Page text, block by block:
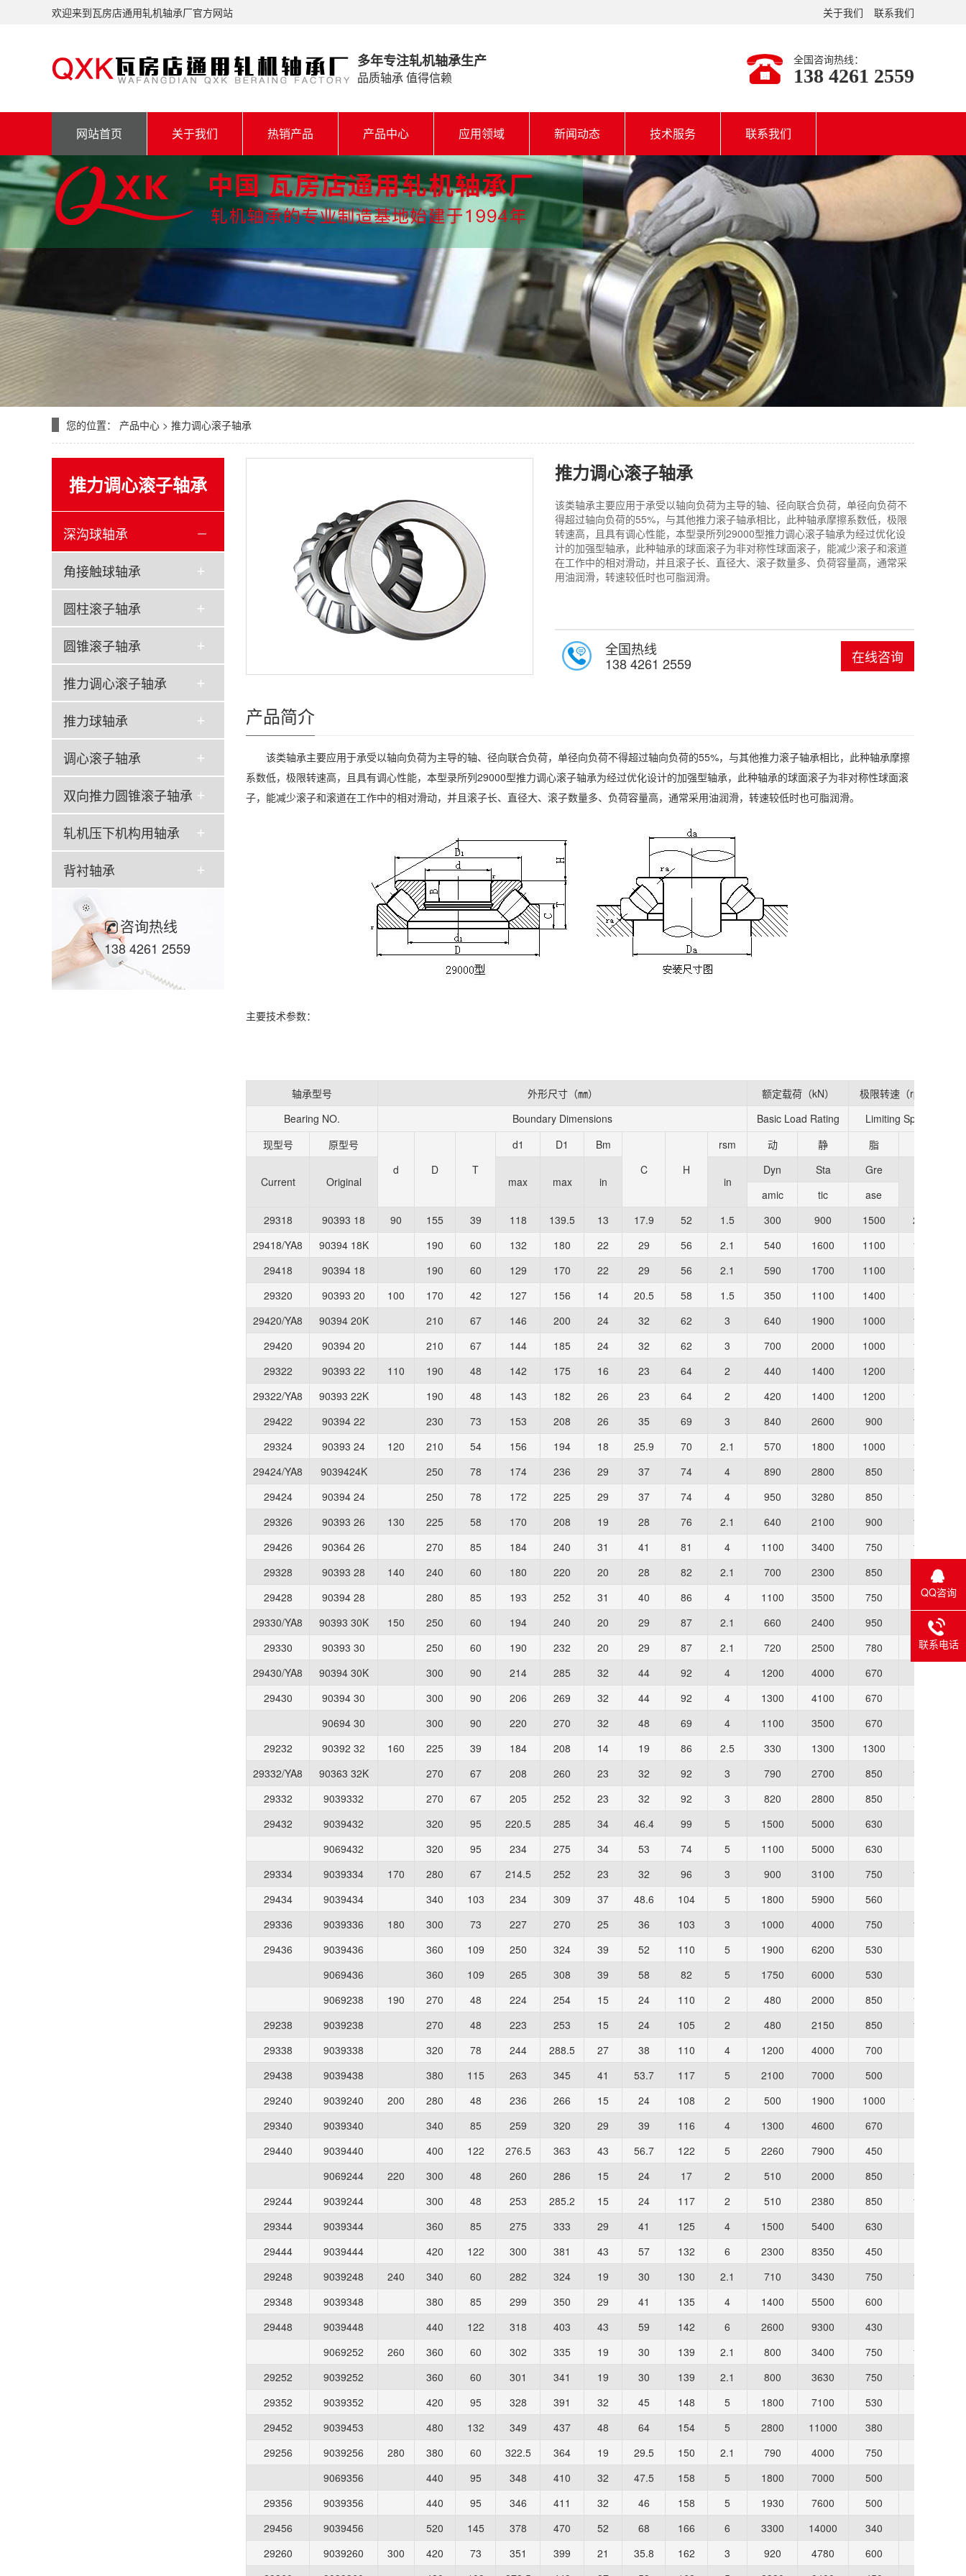
关于我们 联系我们
欢迎来到瓦房店通用轧机轴承厂官方网站
多年专注轧机轴承生产
品质轴承 值得信赖
全国咨询热线：
138 4261 2559
网站首页 关于我们 热销产品 产品中心 应用领域 新闻动态 技术服务 联系我们
您的位置： 产品中心 > 推力调心滚子轴承
推力调心滚子轴承
深沟球轴承
角接触球轴承
圆柱滚子轴承
圆锥滚子轴承
推力调心滚子轴承
推力球轴承
调心滚子轴承
双向推力圆锥滚子轴承
轧机压下机构用轴承
背衬轴承
咨询热线
138 4261 2559
推力调心滚子轴承
该类轴承主要应用于承受以轴向负荷为主导的轴、径向联合负荷，单径向负荷不
得超过轴向负荷的55%，与其他推力滚子轴承相比，此种轴承摩擦系数低，极限
转速高，且具有调心性能，本型录所列29000型推力调心滚子轴承为经过优化设
计的加强型轴承，此种轴承的球面滚子为非对称性球面滚子，能减少滚子和滚道
在工作中的相对滑动，并且滚子长、直径大、滚子数量多、负荷容量高，通常采
用油润滑，转速较低时也可脂润滑。
在线咨询
全国热线
138 4261 2559
产品简介
该类轴承主要应用于承受以轴向负荷为主导的轴、径向联合负荷，单径向负荷不得超过轴向负荷的55%，与其他推力滚子轴承相比，此种轴承摩擦
系数低，极限转速高，且具有调心性能，本型录所列29000型推力调心滚子轴承为经过优化设计的加强型轴承，此种轴承的球面滚子为非对称性球面滚
子，能减少滚子和滚道在工作中的相对滑动，并且滚子长、直径大、滚子数量多、负荷容量高，通常采用油润滑，转速较低时也可脂润滑。
主要技术参数：
轴承型号 外形尺寸（㎜） 额定载荷（kN）
极限转速（rpm）
Bearing NO.
Boundary Dimensions Basic Load Rating Limiting Speed
现型号
原型号
d
D T
d1 D1
Bm
C
H
rsm 动 静 脂
Current Original max max in in
Dyn Sta
Gre
amic
tic
ase
29318
90393 18 90 155 39 118 139.5 13 17.9 52 1.5 300 900 1500 2100
29418/YA8
90394 18K 190 60 132 180 22 29 56 2.1 540 1600 1100 1600
29418
90394 18 190 60 129 170 22 29 56 2.1 590 1700 1100 1600
29320
90393 20 100 170 42 127 156 14 20.5 58 1.5 350 1100 1400 1900
29420/YA8
90394 20K 210 67 146 200 24 32 62 3 640 1900 1000 1400
29420
90394 20 210 67 144 185 24 32 62 3 700 2000 1000 1400
29322
90393 22 110 190 48 142 175 16 23 64 2 440 1400 1200 1700
29322/YA8
90393 22K 190 48 143 182 26 23 64 2 420 1400 1200 1700
29422
90394 22 230 73 153 208 26 35 69 3 840 2600 900 1300
29324
90393 24 120 210 54 156 194 18 25.9 70 2.1 570 1800 1000 1500
29424/YA8
9039424K 250 78 174 236 29 37 74 4 890 2800 850 1200
29424
90394 24 250 78 172 225 29 37 74 4 950 3280 850 1200
29326
90393 26 130 225 58 170 208 19 28 76 2.1 640 2100 900 1400
29426
90364 26 270 85 184 240 31 41 81 4 1100 3400 750 1000
29328
90393 28 140 240 60 180 220 20 28 82 2.1 700 2300 850 1300
29428
90394 28 280 85 193 252 31 40 86 4 1100 3500 750 1000
29330/YA8
90393 30K 150 250 60 194 240 20 29 87 2.1 660 2400 950 1300
29330
90393 30 250 60 190 232 20 29 87 2.1 720 2500 780 950
29430/YA8
90394 30K 300 90 214 285 32 44 92 4 1200 4000 670
29430
90394 30 300 90 206 269 32 44 92 4 1300 4100 670
90694 30
300 90 220 270 32 48 69 4 1100 3500 670
29232
90392 32 160 225 39 184 208 14 19 86 2.5 330 1300 1300 1600
29332/YA8
90363 32K 270 67 208 260 23 32 92 3 790 2700 850 1200
29332
9039332 270 67 205 252 23 32 92 3 820 2800 850 1200
29432
9039432 320 95 220.5 285 34 46.4 99 5 1500 5000 630
9069432
320 95 234 275 34 53 74 5 1100 5000 630
29334
9039334 170 280 67 214.5 252 23 32 96 3 900 3100 750 1100
29434
9039434 340 103 234 309 37 48.6 104 5 1800 5900 560
29336
9039336 180 300 73 227 270 25 36 103 3 1000 4000 750 1050
29436
9039436 360 109 250 324 39 52 110 5 1900 6200 530
9069436
360 109 265 308 39 58 82 5 1750 6000 530
9069238
190 270 48 224 254 15 24 110 2 480 2000 850 1300
29238
9039238 270 48 223 253 15 24 105 2 480 2150 850 1300
29338
9039338 320 78 244 288.5 27 38 110 4 1200 4000 700
29438
9039438 380 115 263 345 41 53.7 117 5 2100 7000 500
29240
9039240 200 280 48 236 266 15 24 108 2 500 1900 1000 1400
29340
9039340 340 85 259 320 29 39 116 4 1300 4600 670
29440
9039440 400 122 276.5 363 43 56.7 122 5 2260 7900 450
9069244
220 300 48 260 286 15 24 17 2 510 2000 850 1200
29244
9039244 300 48 253 285.2 15 24 117 2 510 2380 850 1200
29344
9039344 360 85 275 333 29 41 125 4 1500 5400 630
29444
9039444 420 122 300 381 43 57 132 6 2300 8350 450
29248
9039248 240 340 60 282 324 19 30 130 2.1 710 3430 750 1000
29348
9039348 380 85 299 350 29 41 135 4 1400 5500 600
29448
9039448 440 122 318 403 43 59 142 6 2600 9300 430
9069252
260 360 60 302 335 19 30 139 2.1 800 3400 750 1000
29252
9039252 360 60 301 341 19 30 139 2.1 800 3630 750 1000
29352
9039352 420 95 328 391 32 45 148 5 1800 7100 530
29452
9039453 480 132 349 437 48 64 154 5 2800 11000 380
29256
9039256 280 380 60 322.5 364 19 29.5 150 2.1 790 4000 750
9069356
440 95 348 410 32 47.5 158 5 1800 7000 500
29356
9039356 440 95 346 411 32 46 158 5 1930 7600 500
29456
9039456 520 145 378 470 52 68 166 6 3300 14000 340
29260
9039260 300 420 73 351 399 21 35.8 162 3 920 4780 600
QQ咨询
联系电话